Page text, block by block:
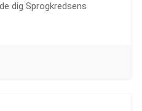
dig Sprogkredsens